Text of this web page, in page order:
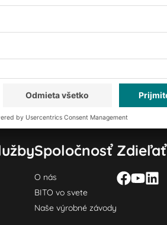
Spoločnosť
O nás
BITO vo svete
Naše výrobné závody
Zdieľať